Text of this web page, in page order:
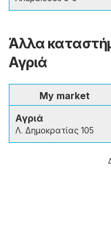
Άλλα
Αγριά
My market
Αγριά
Λ. Δημοκρατίας 105